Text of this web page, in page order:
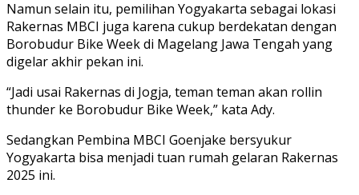
Namun selain itu, pemilihan Yogyakarta sebagai lokasi
Rakernas MBCI juga karena cukup berdekatan dengan
Borobudur Bike Week di Magelang Jawa Tengah yang
digelar akhir pekan ini.
“Jadi usai Rakernas di Jogja, teman teman akan rollin
thunder ke Borobudur Bike Week,” kata Ady.
Sedangkan Pembina MBCI Goenjake bersyukur
Yogyakarta bisa menjadi tuan rumah gelaran Rakernas
2025 ini.